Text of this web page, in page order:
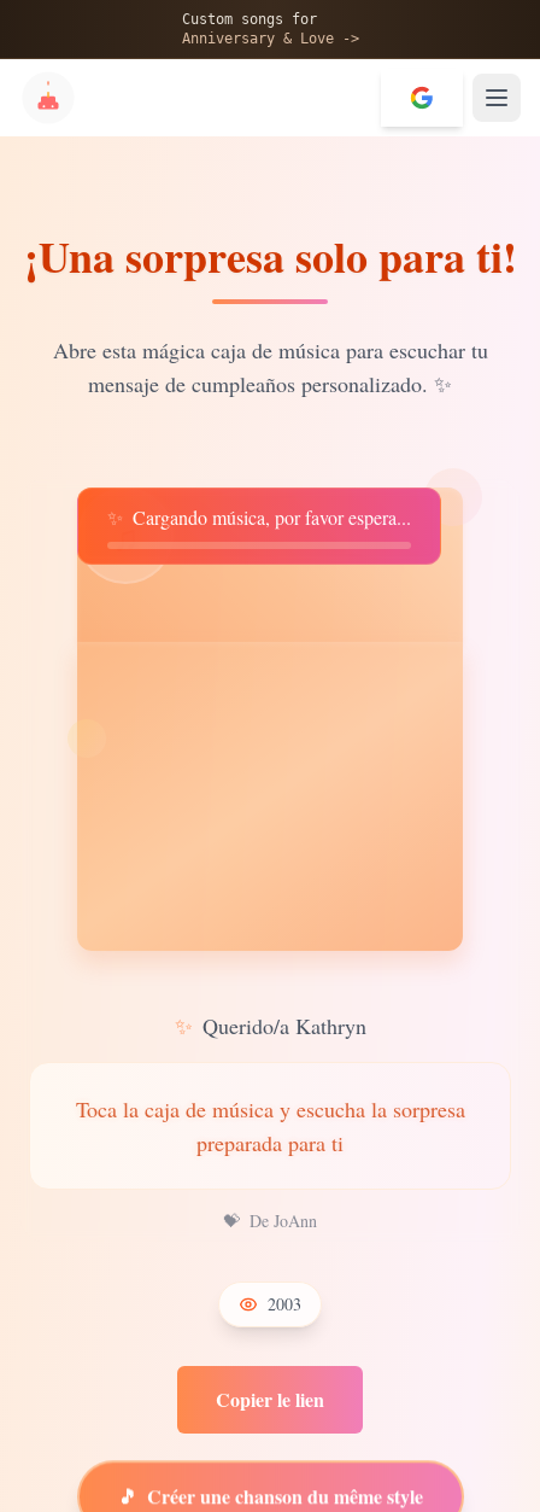
Custom songs for
Anniversary & Love ->
💝
¡Una sorpresa solo para ti!
Abre esta mágica caja de música para escuchar tu
mensaje de cumpleaños personalizado. ✨
♫
✨ Cargando música, por favor espera...
✨ Querido/a Kathryn
Toca la caja de música y escucha la sorpresa
preparada para ti
💝 De JoAnn
2003
Copier le lien
🎵 Créer une chanson du même style